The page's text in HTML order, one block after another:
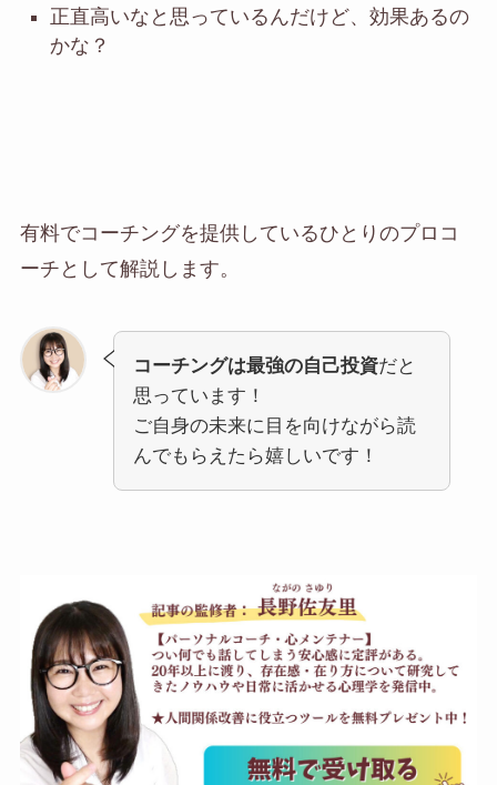
正直高いなと思っているんだけど、効果あるの
かな？
有料でコーチングを提供しているひとりのプロコ
ーチとして解説します。
コーチングは最強の自己投資だと
思っています！
ご自身の未来に目を向けながら読
んでもらえたら嬉しいです！